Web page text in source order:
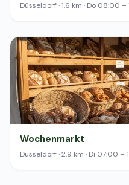
Düsseldorf · 1.6 km · Do 08:00 –
Wochenmarkt
Düsseldorf · 2.9 km · Di 07:00